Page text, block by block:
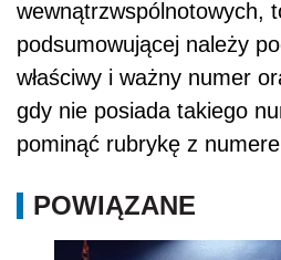
wewnątrzwspólnotowych,
podsumowującej należy
właściwy i ważny numer
gdy nie posiada takiego
pominąć rubrykę z
POWIĄZANE